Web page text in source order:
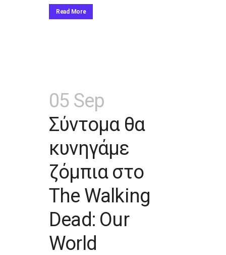
Read More
05 Sep
Σύντομα θα
κυνηγάμε
ζόμπια στο
The Walking
Dead: Our
World